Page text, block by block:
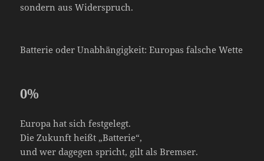
sondern aus Widerspruch.
Batterie oder Unabhängigkeit: Europas falsche Wette
0%
Europa hat sich festgelegt.
Die Zukunft heißt „Batterie“,
und wer dagegen spricht, gilt als Bremser.